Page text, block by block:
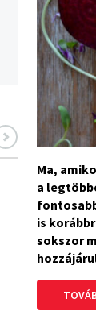
Ma,
a
is
sokszor